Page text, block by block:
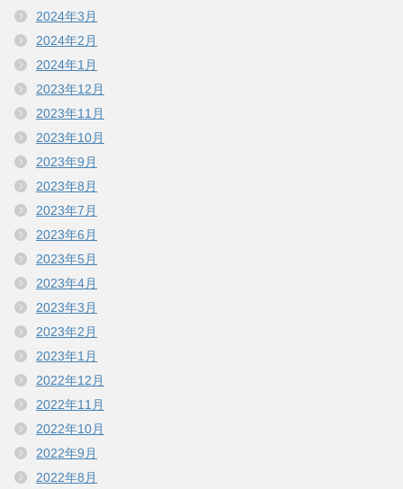
2024年3月
2024年2月
2024年1月
2023年12月
2023年11月
2023年10月
2023年9月
2023年8月
2023年7月
2023年6月
2023年5月
2023年4月
2023年3月
2023年2月
2023年1月
2022年12月
2022年11月
2022年10月
2022年9月
2022年8月